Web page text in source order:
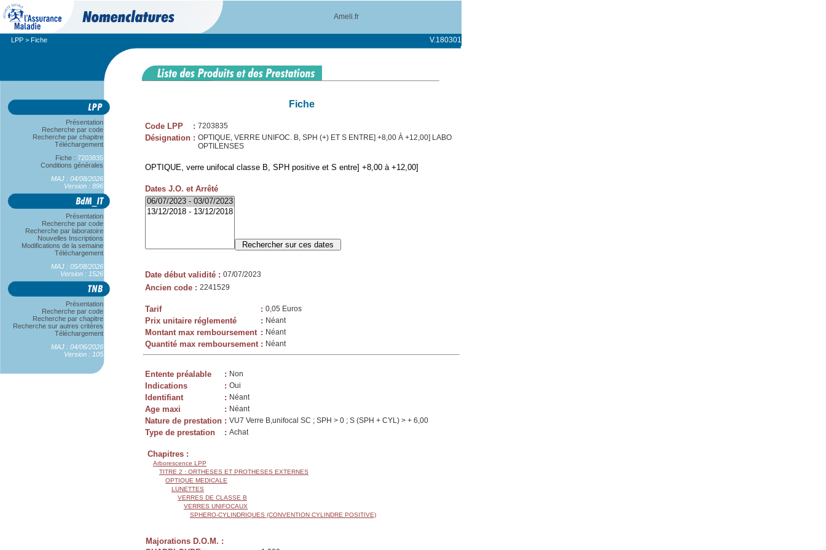
Ameli.fr
LPP > Fiche V.180301
Présentation
Recherche par code
Recherche par chapitre
Téléchargement
Fiche : 7203835
Conditions générales
MAJ : 04/08/2026
Version : 896
Présentation
Recherche par code
Recherche par laboratoire
Nouvelles Inscriptions
Modifications de la semaine
Téléchargement
MAJ : 05/08/2026
Version : 1526
Présentation
Recherche par code
Recherche par chapitre
Recherche sur autres critères
Téléchargement
MAJ : 04/06/2026
Version : 105
Fiche
Code LPP : 7203835
Désignation : OPTIQUE, VERRE UNIFOC. B, SPH (+) ET S ENTRE] +8,00 À +12,00] LABO
OPTILENSES
OPTIQUE, verre unifocal classe B, SPH positive et S entre] +8,00 à +12,00]
Dates J.O. et Arrêté
Date début validité : 07/07/2023
Ancien code : 2241529
Tarif : 0,05 Euros
Prix unitaire réglementé : Néant
Montant max remboursement : Néant
Quantité max remboursement : Néant
Entente préalable : Non
Indications : Oui
Identifiant : Néant
Age maxi : Néant
Nature de prestation : VU7 Verre B,unifocal SC ; SPH > 0 ; S (SPH + CYL) > + 6,00
Type de prestation : Achat
Chapitres :
Arborescence LPP
TITRE 2 : ORTHESES ET PROTHESES EXTERNES
OPTIQUE MEDICALE
LUNETTES
VERRES DE CLASSE B
VERRES UNIFOCAUX
SPHERO-CYLINDRIQUES (CONVENTION CYLINDRE POSITIVE)
Majorations D.O.M. :